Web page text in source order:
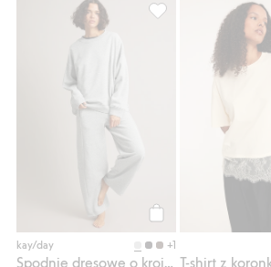
kay/day +1
Spodnie dresowe